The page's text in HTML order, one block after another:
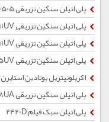
پلی اتیلن سنگین تزریقی 60505
پلی اتیلن سنگین تزریقی 52511UV
پلی اتیلن سنگین تزریقی 60511UV
پلی اتیلن سنگین تزریقی 52505UV
اکریلونیتریل بوتادین استایرن 0150
پلی اتیلن سنگین تزریقی 5218UA
پلی اتیلن سبک فیلم 2420D